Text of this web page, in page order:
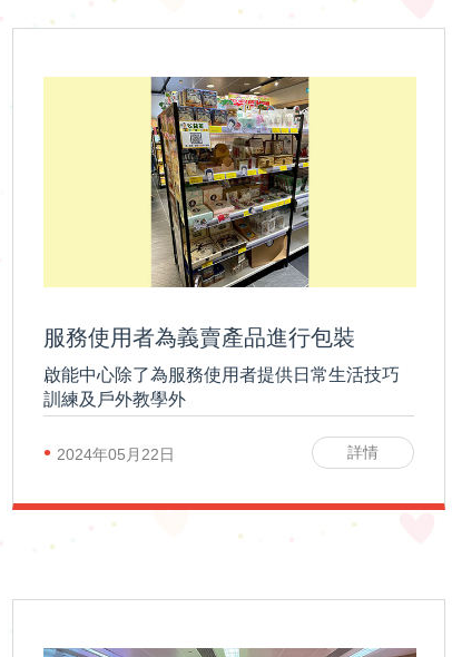
服務使用者為義賣產品進行包裝
啟能中心除了為服務使用者提供日常生活技巧
訓練及戶外教學外
• 2024年05月22日 詳情